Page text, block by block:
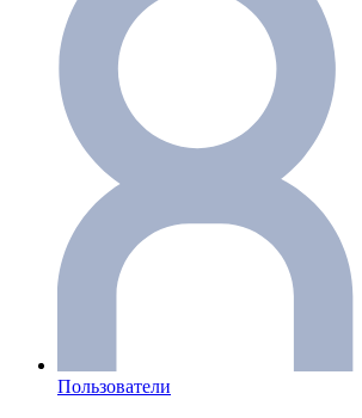
Пользователи